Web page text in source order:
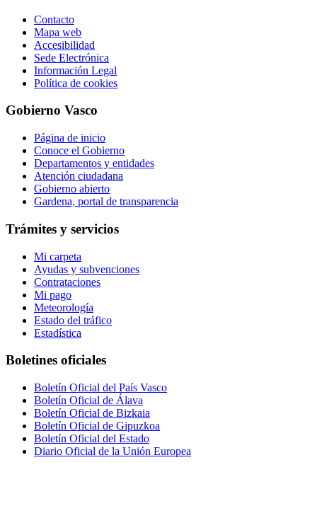
Contacto
Mapa web
Accesibilidad
Sede Electrónica
Información Legal
Política de cookies
Gobierno Vasco
Página de inicio
Conoce el Gobierno
Departamentos y entidades
Atención ciudadana
Gobierno abierto
Gardena, portal de transparencia
Trámites y servicios
Mi carpeta
Ayudas y subvenciones
Contrataciones
Mi pago
Meteorología
Estado del tráfico
Estadística
Boletines oficiales
Boletín Oficial del País Vasco
Boletín Oficial de Álava
Boletín Oficial de Bizkaia
Boletín Oficial de Gipuzkoa
Boletín Oficial del Estado
Diario Oficial de la Unión Europea